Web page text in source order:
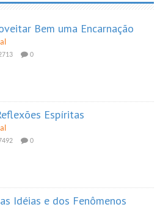
Bem uma Encarnação
0
Espíritas
0
Idéias e dos Fenômenos